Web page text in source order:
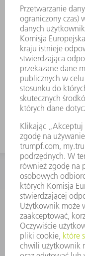
narzędzie.
laserowo. Do
podczas
i wersja z
wykonywania
matryc 30°
wygiętej
wybijania
Dział